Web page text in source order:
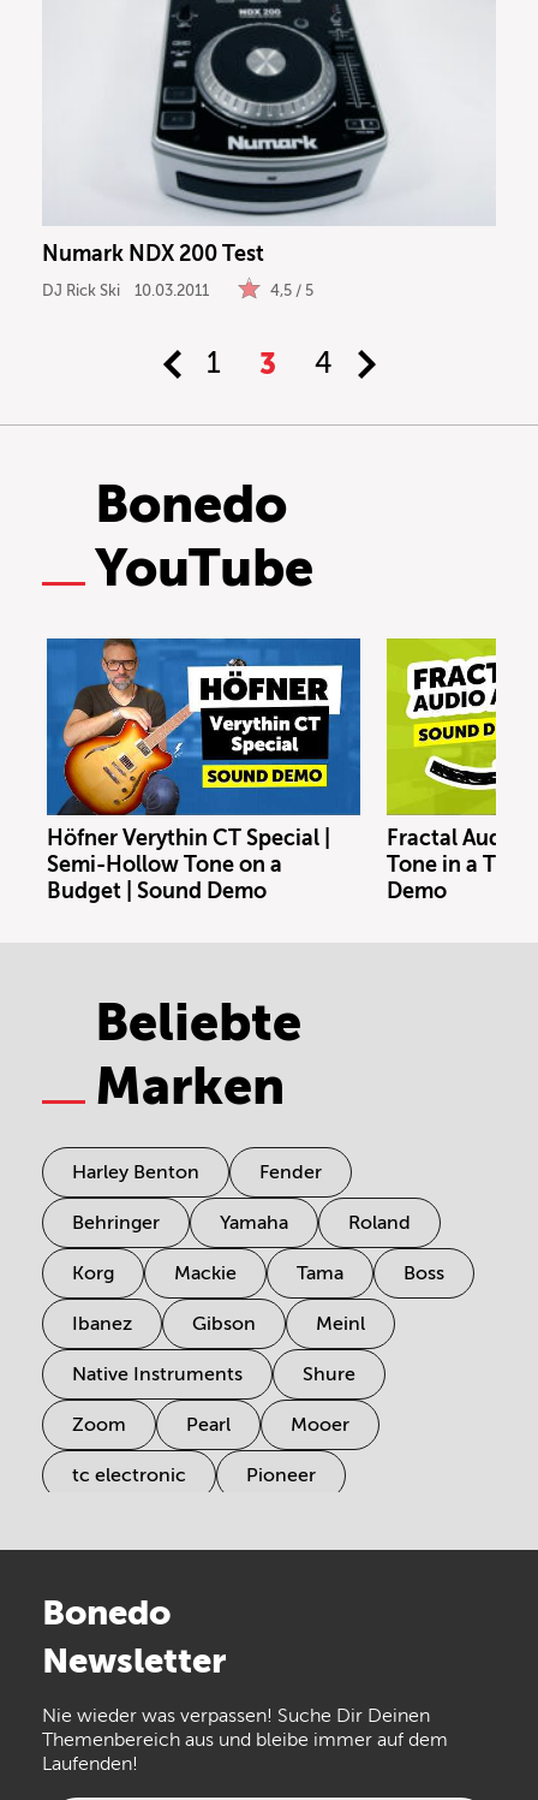
Numark NDX 200 Test
DJ Rick Ski 10.03.2011 4,5 / 5
1 3 4
Bonedo
YouTube
Höfner Verythin CT Special |
Semi-Hollow Tone on a
Budget | Sound Demo
Fractal Audio
Tone in a Tiny
Demo
Beliebte
Marken
Harley Benton Fender
Behringer Yamaha Roland
Korg Mackie Tama Boss
Ibanez Gibson Meinl
Native Instruments Shure
Zoom Pearl Mooer
tc electronic Pioneer
Arturia
the t.bone
Walrus Audio Epiphone
Bonedo
Newsletter
Nie wieder was verpassen! Suche Dir Deinen
Themenbereich aus und bleibe immer auf dem
Laufenden!